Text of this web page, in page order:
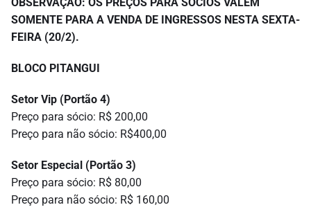
SOMENTE PARA A VENDA DE INGRESSOS NESTA SEXTA-
FEIRA (20/2).
BLOCO PITANGUI
Setor Vip (Portão 4)
Preço para sócio: R$ 200,00
Preço para não sócio: R$400,00
Setor Especial (Portão 3)
Preço para sócio: R$ 80,00
Preço para não sócio: R$ 160,00